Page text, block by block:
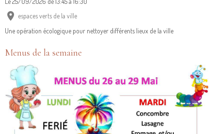
espaces verts de la ville
Une opération écologique pour nettoyer différents lieux de la ville
Menus de la semaine